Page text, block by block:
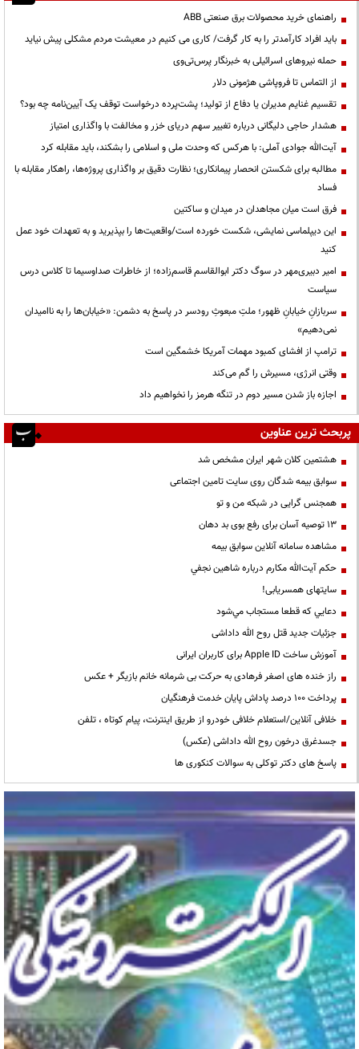
راهنمای خرید محصولات برق صنعتی ABB
باید افراد کارآمدتر را به کار گرفت/ کاری می کنیم در معیشت مردم مشکلی پیش نیاید
حمله نیروهای اسرائیلی به خبرنگار پرس‌تی‌وی
از التماس تا فروپاشی هژمونی دلار
تقسیم غنایم مدیران یا دفاع از تولید؛ پشت‌پرده درخواست توقف یک آیین‌نامه چه بود؟
هشدار حاجی دلیگانی درباره تغییر سهم دریای خزر و مخالفت با واگذاری امتیاز
آیت‌الله جوادی آملی: با هرکس که وحدت ملی و اسلامی را بشکند، باید مقابله کرد
مطالبه برای شکستن انحصار پیمانکاری؛ نظارت دقیق بر واگذاری پروژه‌ها، راهکار مقابله با
فساد
فرق است میان مجاهدان در میدان و ساکتین
این دیپلماسی نمایشی، شکست خورده است/واقعیت‌ها را بپذیرید و به تعهدات خود عمل
کنید
امیر دبیری‌مهر در سوگ دکتر ابوالقاسم قاسم‌زاده؛ از خاطرات صداوسیما تا کلاس درس
سیاست
سربازانِ خیابانِ ظهور؛ ملتِ مبعوثِ رودسر در پاسخ به دشمن: «خیابان‌ها را به ناامیدان
نمی‌دهیم»
ترامپ از افشای کمبود مهمات آمریکا خشمگین است
وقتی انرژی، مسیرش را گم می‌کند
اجازه باز شدن مسیر دوم در تنگه هرمز را نخواهیم داد
پربحث ترین عناوین
هشتمین کلان شهر ایران مشخص شد
سوابق بیمه شدگان روی سایت تامین اجتماعی
همجنس گرایی در شبکه من و تو
13 توصیه آسان برای رفع بوی بد دهان
مشاهده سامانه آنلاين سوابق بیمه
حكم آيت‌الله مكارم درباره شاهين نجفي
سایتهای همسریابی!
دعايي كه قطعا مستجاب مي‌شود
جزئیات جدید قتل روح الله داداشی
آموزش ساخت Apple ID برای کاربران ایرانی
راز خنده های اصغر فرهادی به حرکت بی شرمانه خانم بازیگر + عکس
پرداخت ۱۰۰ درصد پاداش پایان خدمت فرهنگیان
خلافی آنلاین/استعلام خلافی خودرو از طریق اینترنت، پیام کوتاه ، تلفن
جسدغرق درخون روح الله داداشی (عکس)
پاسخ های دکتر توکلی به سوالات کنکوری ها